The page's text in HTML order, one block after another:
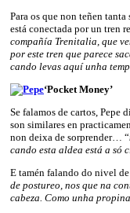
Para os que non teñen
está conectada por un tren
compañía Trenitalia, que
por este tren que parece
cando levas aquí unha
‘Pocket Money’
Se falamos de cartos, Pepe
son similares en
non deixa de sorprender… “
cando esta aldea está a só
E tamén falando do nivel
de postureo, nos que na
cabeza. Como unha